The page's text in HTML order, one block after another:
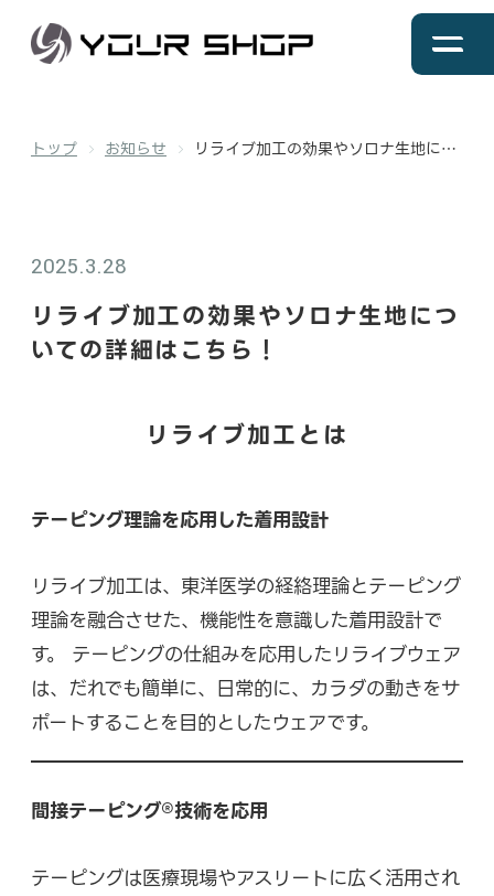
トップページ
商品一覧
お知らせ
情報セキュリティ方針
サイトマップ
お問い合わせフォームへ
トップ お知らせ
リライブ加工の効果やソロナ生地につ
2025.3.28
リライブ加工の効果やソロナ生地につ
いての詳細はこちら！
リライブ加工とは
テーピング理論を応用した着用設計
リライブ加工は、東洋医学の経絡理論とテーピング
理論を融合させた、機能性を意識した着用設計で
す。 テーピングの仕組みを応用したリライブウェア
は、だれでも簡単に、日常的に、カラダの動きをサ
ポートすることを目的としたウェアです。
間接テーピング®技術を応用
テーピングは医療現場やアスリートに広く活用され